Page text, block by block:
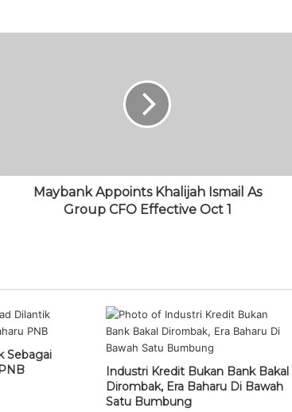
Maybank Appoints Khalijah Ismail As
Group CFO Effective Oct 1
Sebagai
Industri Kredit Bukan Bank Bakal
Dirombak, Era Baharu Di Bawah
Satu Bumbung